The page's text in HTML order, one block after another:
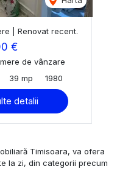
| Renovat recent.
€
de vânzare
39 mp 1980
detalii
Timisoara, va ofera
la zi, din categorii precum